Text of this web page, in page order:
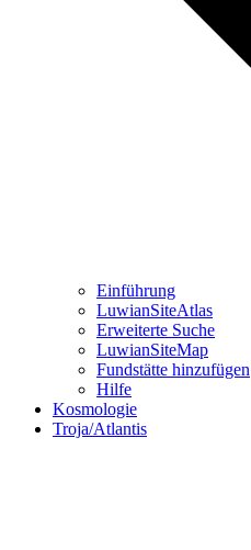
Einführung
LuwianSiteAtlas
Erweiterte Suche
LuwianSiteMap
Fundstätte hinzufügen
Hilfe
Kosmologie
Troja/Atlantis